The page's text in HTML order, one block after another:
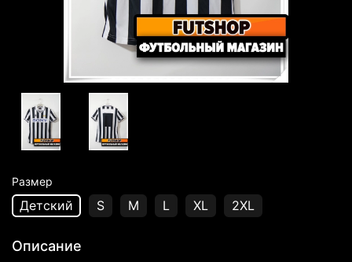
Размер
Детский S M L XL 2XL
Описание